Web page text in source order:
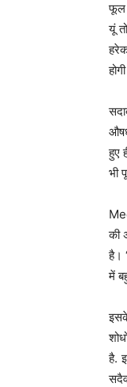
फूल
यूं
हुए
भी
की
है।
में
है.